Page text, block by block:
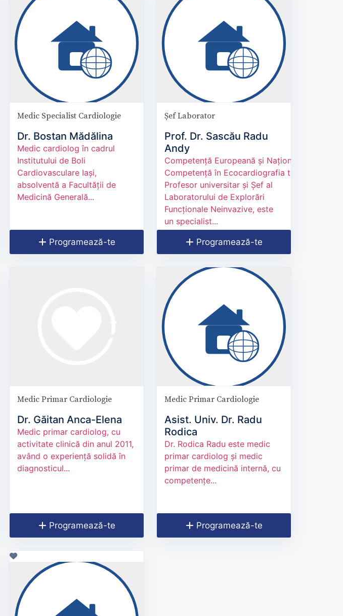
Medic Specialist Cardiologie
Dr. Bostan Mădălina
Medic cardiolog în cadrul
Institutului de Boli
Cardiovasculare Iași,
absolventă a Facultății de
Medicină Generală...
Programează-te
Șef Laborator
Prof. Dr. Sascău Radu
Andy
Competență Europeană și Națională în
Competență în Ecocardiografia
Profesor universitar și Șef al
Laboratorului de Explorări
Funcționale Neinvazive, este
un specialist...
Programează-te
Medic Primar Cardiologie
Dr. Găitan Anca-Elena
Medic primar cardiolog, cu
activitate clinică din anul 2011,
având o experiență solidă în
diagnosticul...
Programează-te
Medic Primar Cardiologie
Asist. Univ. Dr. Radu
Rodica
Dr. Rodica Radu este medic
primar cardiolog și medic
primar de medicină internă, cu
competențe...
Programează-te